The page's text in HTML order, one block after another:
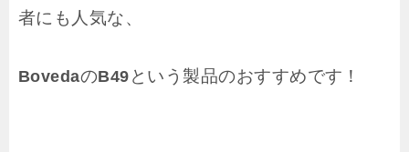
者にも人気な、
BovedaのB49 という製品のおすすめです！